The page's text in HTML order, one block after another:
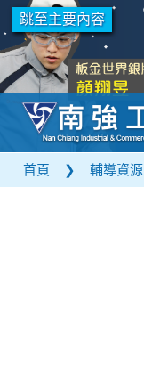
跳至主要內容
首頁 ❯
輔導資源